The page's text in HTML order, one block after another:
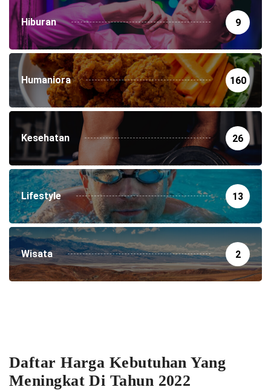
Hiburan 9
Humaniora 160
Kesehatan 26
Lifestyle 13
Wisata 2
Daftar Harga Kebutuhan Yang
Meningkat Di Tahun 2022